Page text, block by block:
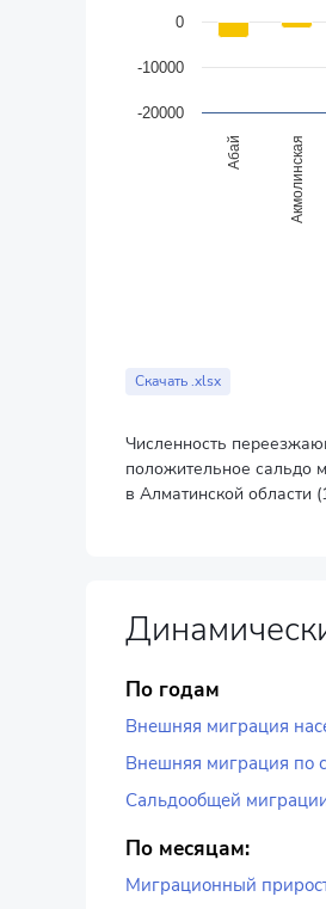
Абай Акмолинская
-20000
-10000
0
End of interactive chart.
Скачать .xlsx
Численность
положительное сальдо
в Алматинской области
По годам
Внешняя миграция
Внешняя миграция по
Сальдообщей
По месяцам:
Миграционный